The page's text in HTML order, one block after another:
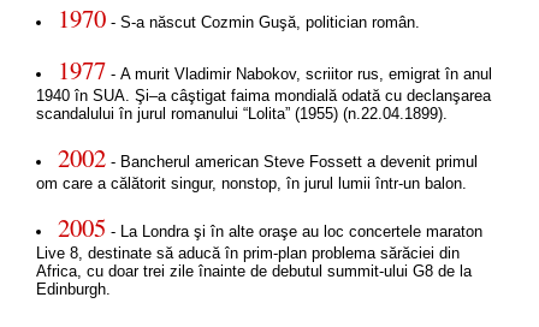
1970- S-a născut Cozmin Guşă, politician român.
1977 - A murit Vladimir Nabokov, scriitor rus, emigrat în anul
1940 în SUA. Şi–a câştigat faima mondială odată cu declanşarea
scandalului în jurul romanului “Lolita” (1955) (n.22.04.1899).
2002- Bancherul american Steve Fossett a devenit primul
om care a călătorit singur, nonstop, în jurul lumii într-un balon.
2005 - La Londra şi în alte oraşe au loc concertele maraton
Live 8, destinate să aducă în prim-plan problema sărăciei din
Africa, cu doar trei zile înainte de debutul summit-ului G8 de la
Edinburgh.